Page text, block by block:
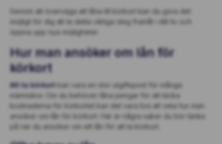
Genom att överväga att låna till körkort kan du göra det
möjligt för dig att ta detta viktiga steg framåt i ditt liv och
öppna upp nya möjligheter.
Hur man ansöker om lån för
körkort
Att ta körkort kan vara en stor utgiftspost för många
människor. Om du behöver låna pengar för att täcka
kostnaderna för körkortet kan det vara bra att veta hur man
ansöker om lån för körkort. Här är några saker du bör tänka
på när du ansöker om ett lån för att ta körkort.